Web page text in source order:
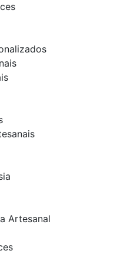
Artesanal